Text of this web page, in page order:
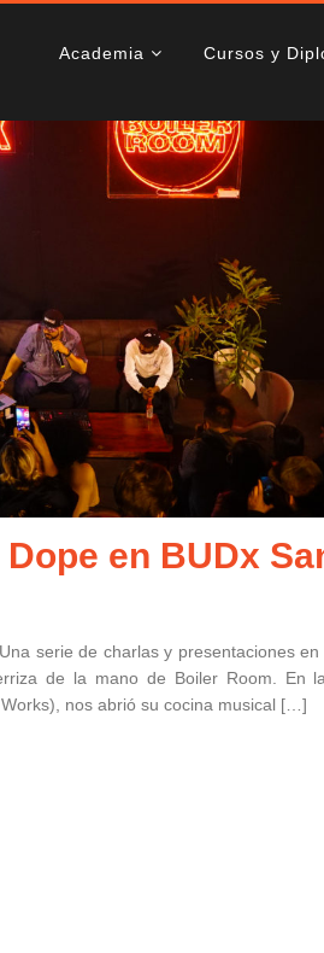
Academia Cursos y
en BUDx
serie de charlas y presentaciones
de la mano de Boiler Room. En
nos abrió su cocina musical […]